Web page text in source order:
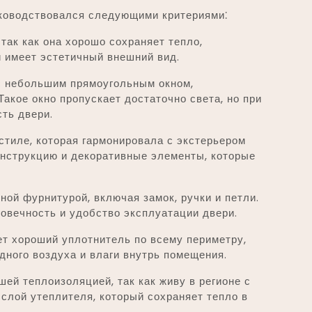
следующими критериями⁚
как она хорошо сохраняет тепло,
эстетичный внешний вид.
прямоугольным окном,
окно пропускает достаточно света, но при
двери.
которая гармонировала с экстерьером
и декоративные элементы, которые
фурнитурой, включая замок, ручки и петли.
и удобство эксплуатации двери.
хороший уплотнитель по всему периметру,
воздуха и влаги внутрь помещения.
теплоизоляцией, так как живу в регионе с
утеплителя, который сохраняет тепло в